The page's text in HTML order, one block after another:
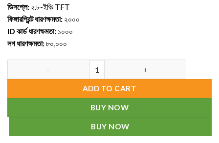
ডিসপ্লে: ২.৮-ইঞ্চি TFT
ফিঙ্গারপ্রিন্ট ধারণক্ষমতা: ২০০০
ID কার্ড ধারণক্ষমতা: ১০০০
লগ ধারণক্ষমতা:৮০,০০০
ADD TO CART
BUY NOW
BUY NOW